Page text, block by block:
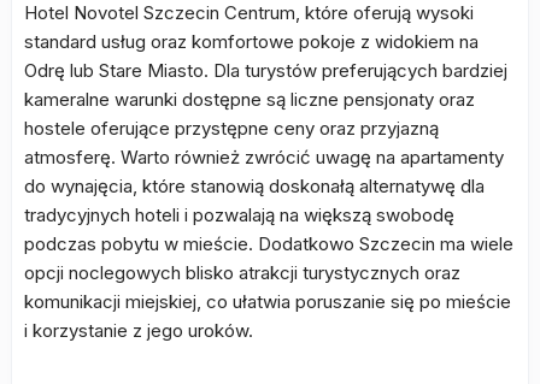
Hotel Novotel Szczecin Centrum, które oferują wysoki
standard usług oraz komfortowe pokoje z widokiem na
Odrę lub Stare Miasto. Dla turystów preferujących bardziej
kameralne warunki dostępne są liczne pensjonaty oraz
hostele oferujące przystępne ceny oraz przyjazną
atmosferę. Warto również zwrócić uwagę na apartamenty
do wynajęcia, które stanowią doskonałą alternatywę dla
tradycyjnych hoteli i pozwalają na większą swobodę
podczas pobytu w mieście. Dodatkowo Szczecin ma wiele
opcji noclegowych blisko atrakcji turystycznych oraz
komunikacji miejskiej, co ułatwia poruszanie się po mieście
i korzystanie z jego uroków.